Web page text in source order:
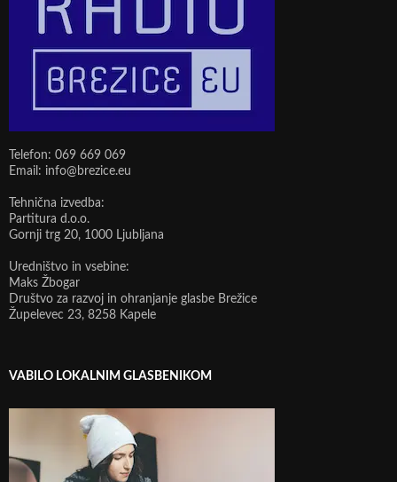
Telefon: 069 669 069
Email: info@brezice.eu
Tehnična izvedba:
Partitura d.o.o.
Gornji trg 20, 1000 Ljubljana
Uredništvo in vsebine:
Maks Žbogar
Društvo za razvoj in ohranjanje glasbe Brežice
Župelevec 23, 8258 Kapele
VABILO LOKALNIM GLASBENIKOM